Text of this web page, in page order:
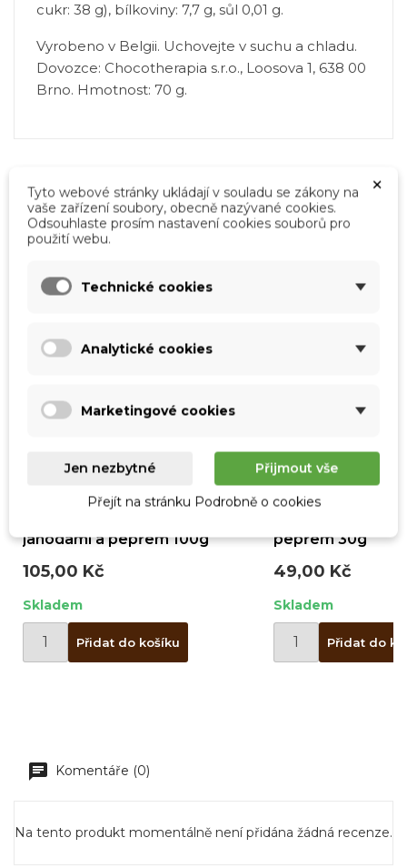
cukr: 38 g), bílkoviny: 7,7 g, sůl 0,01 g.
Vyrobeno v Belgii. Uchovejte v suchu a chladu.
Dovozce: Chocotherapia s.r.o., Loosova 1, 638 00
Brno. Hmotnost: 70 g.
Mohlo by vás také zajímat
jahodami a pepřem 100g
105,00 Kč
Skladem
Přidat do košíku
pepřem 30g
49,00 Kč
Skladem
Přidat do
Komentáře (0)
Na tento produkt momentálně není přidána žádná recenze.
add_circle_outline Vytvořit nový seznam
Vytvořit seznam přání
×
Tyto webové stránky ukládají v souladu se zákony na
vaše zařízení soubory, obecně nazývané cookies.
Odsouhlaste prosím nastavení cookies souborů pro
použití webu.
Technické cookies
Analytické cookies
Marketingové cookies
Jen nezbytné Přijmout vše
Přejít na stránku Podrobně o cookies